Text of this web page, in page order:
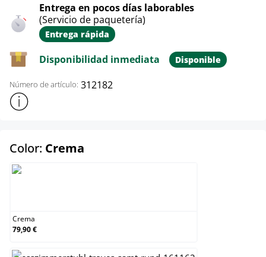
Entrega en pocos días laborables
(Servicio de paquetería)
Entrega rápida
Disponibilidad inmediata Disponible
Número de artículo: 312182
Mostrar más información sobre el producto
Color: Crema
Crema
79,90 €